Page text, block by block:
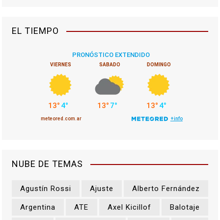
EL TIEMPO
NUBE DE TEMAS
Agustín Rossi Ajuste Alberto Fernández
Argentina ATE Axel Kicillof Balotaje